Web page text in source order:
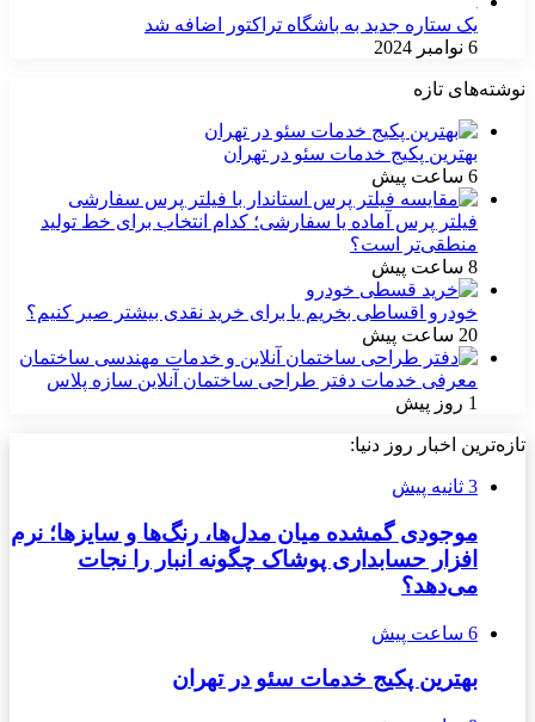
یک ستاره جدید به باشگاه تراکتور اضافه شد
6 نوامبر 2024
نوشته‌های تازه
بهترین پکیج خدمات سئو در تهران
6 ساعت پیش
فیلتر پرس آماده یا سفارشی؛ کدام انتخاب برای خط تولید
منطقی‌تر است؟
8 ساعت پیش
خودرو اقساطی بخریم یا برای خرید نقدی بیشتر صبر کنیم؟
20 ساعت پیش
معرفی خدمات دفتر طراحی ساختمان آنلاین سازه پلاس
1 روز پیش
تازه‌ترین اخبار روز دنیا:
3 ثانیه پیش
موجودی گمشده میان مدل‌ها، رنگ‌ها و سایزها؛ نرم
افزار حسابداری پوشاک چگونه انبار را نجات
می‌دهد؟
6 ساعت پیش
بهترین پکیج خدمات سئو در تهران